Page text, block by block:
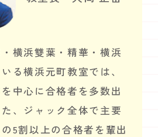
横浜雙葉・精華・横浜
る横浜元町教室では、
中心に合格者を多数出
、ジャック全体で主要
5割以上の合格者を輩出